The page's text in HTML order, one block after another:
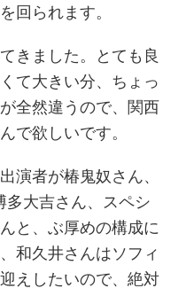
回られます。
きました。とても良
て大きい分、ちょっ
全然違うので、関西
で欲しいです。
演者が椿鬼奴さん、
多大吉さん、スペシ
と、ぶ厚めの構成に
和久井さんはソフィ
えしたいので、絶対